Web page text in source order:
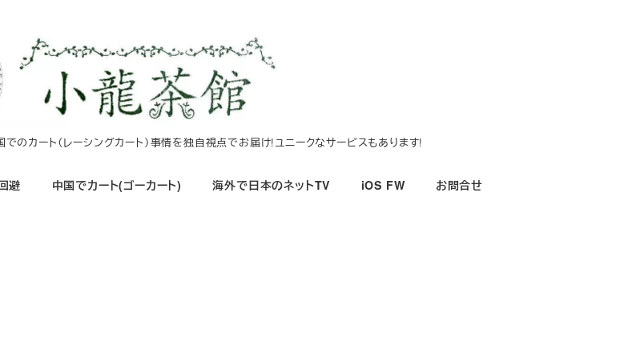
のカート（レーシングカート）事情を独自視点でお届け!ユニークなサービスもあります!
避 中国でカート(ゴーカート) 海外で日本のネットTV iOS FW お問合せ